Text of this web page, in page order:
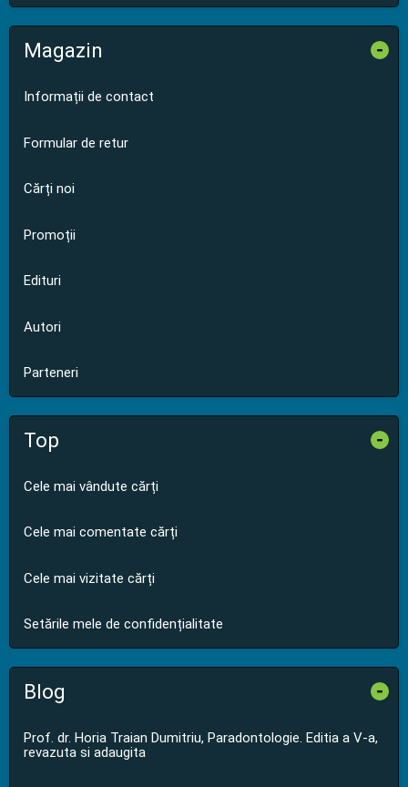
Magazin -
Informații de contact
Formular de retur
Cărți noi
Promoții
Edituri
Autori
Parteneri
Top -
Cele mai vândute cărți
Cele mai comentate cărți
Cele mai vizitate cărți
Setările mele de confidențialitate
Blog -
Prof. dr. Horia Traian Dumitriu, Paradontologie. Editia a V-a,
revazuta si adaugita